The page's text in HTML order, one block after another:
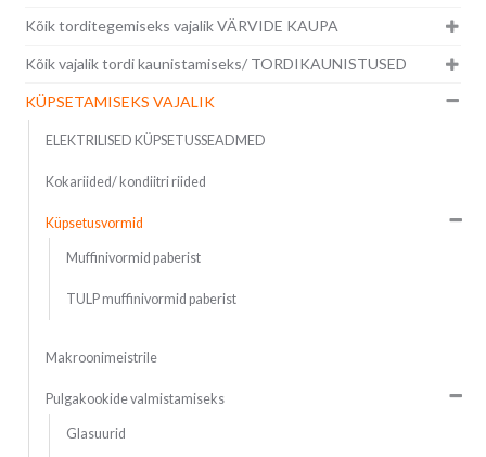
Kõik torditegemiseks vajalik VÄRVIDE KAUPA
Kõik vajalik tordi kaunistamiseks/ TORDIKAUNISTUSED
KÜPSETAMISEKS VAJALIK
ELEKTRILISED KÜPSETUSSEADMED
Kokariided/ kondiitri riided
Küpsetusvormid
Muffinivormid paberist
TULP muffinivormid paberist
Makroonimeistrile
Pulgakookide valmistamiseks
Glasuurid